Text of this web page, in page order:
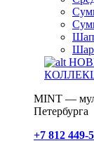
MINT —
Петербурга
+7 812 449-